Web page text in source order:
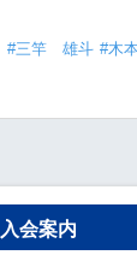
#三竿 雄斗 #木
入会案内